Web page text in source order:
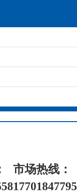
市场热线：
17701847795